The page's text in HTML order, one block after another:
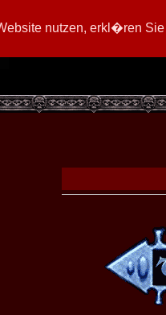
nutzen, erkl�ren